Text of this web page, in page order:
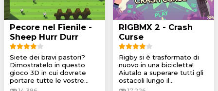
Pecore nel Fienile -
Sheep Hurr Durr
Siete dei bravi pastori?
Dimostratelo in questo
gioco 3D in cui dovrete
portare tutte le vostre...
RIGBMX 2 - Crash
Curse
Rigby si è trasformato di
nuovo in una bicicletta!
Aiutalo a superare tutti gli
ostacoli lungo il...